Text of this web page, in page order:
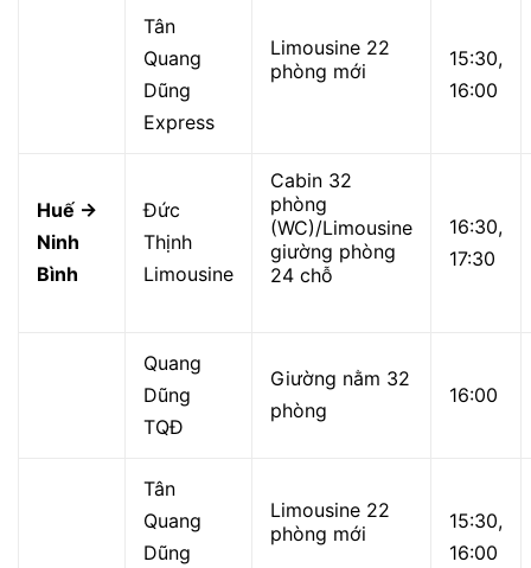
Tân
Quang
Dũng
Express
Limousine 22
phòng mới
15:30,
16:00
Huế →
Ninh
Bình
Đức
Thịnh
Limousine
Cabin 32
phòng
(WC)/Limousine
giường phòng
24 chỗ
16:30,
17:30
Quang
Dũng
TQĐ
Giường nằm 32
phòng
16:00
Tân
Quang
Dũng
Limousine 22
phòng mới
15:30,
16:00